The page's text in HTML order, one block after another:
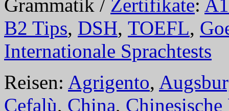
Grammatik / Zertifikate: A1
B2 Tips, DSH, TOEFL,
Internationale Sprachtests
Reisen: Agrigento,
Cefalù, China, Chinesische